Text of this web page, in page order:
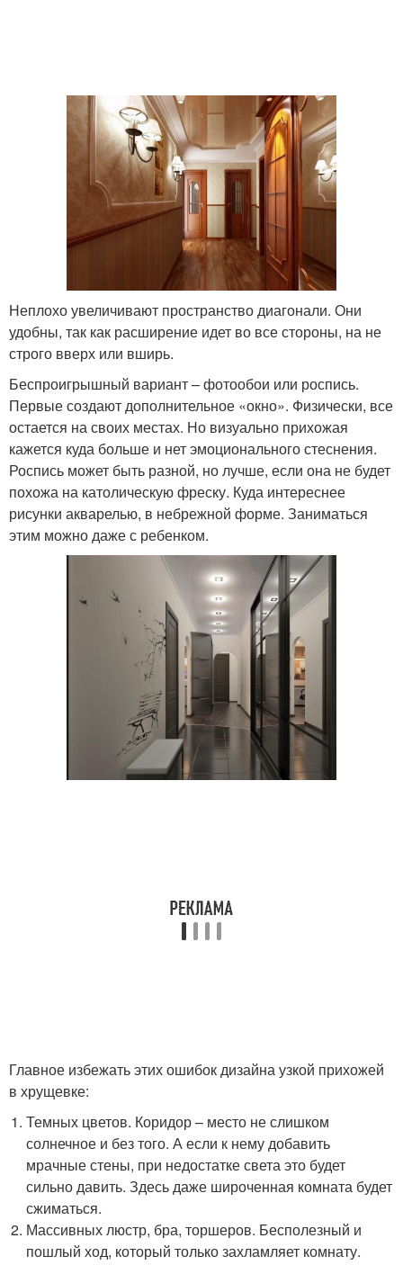
Неплохо увеличивают пространство диагонали. Они
удобны, так как расширение идет во все стороны, на не
строго вверх или вширь.
Беспроигрышный вариант – фотообои или роспись.
Первые создают дополнительное «окно». Физически, все
остается на своих местах. Но визуально прихожая
кажется куда больше и нет эмоционального стеснения.
Роспись может быть разной, но лучше, если она не будет
похожа на католическую фреску. Куда интереснее
рисунки акварелью, в небрежной форме. Заниматься
этим можно даже с ребенком.
Главное избежать этих ошибок дизайна узкой прихожей
в хрущевке:
Темных цветов. Коридор – место не слишком
солнечное и без того. А если к нему добавить
мрачные стены, при недостатке света это будет
сильно давить. Здесь даже широченная комната будет
сжиматься.
Массивных люстр, бра, торшеров. Бесполезный и
пошлый ход, который только захламляет комнату.